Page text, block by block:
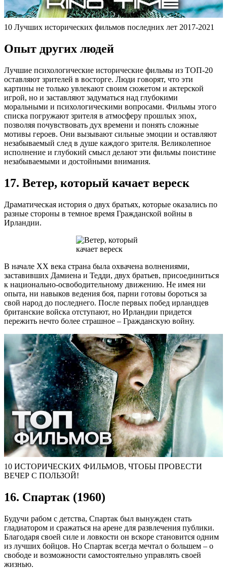
10 Лучших исторических фильмов последних лет 2017-2021
Опыт других людей
Лучшие психологические исторические фильмы из ТОП-20
оставляют зрителей в восторге. Люди говорят, что эти
картины не только увлекают своим сюжетом и актерской
игрой, но и заставляют задуматься над глубокими
моральными и психологическими вопросами. Фильмы этого
списка погружают зрителя в атмосферу прошлых эпох,
позволяя почувствовать дух времени и понять сложные
мотивы героев. Они вызывают сильные эмоции и оставляют
незабываемый след в душе каждого зрителя. Великолепное
исполнение и глубокий смысл делают эти фильмы поистине
незабываемыми и достойными внимания.
17. Ветер, который качает вереск
Драматическая история о двух братьях, которые оказались по
разные стороны в темное время Гражданской войны в
Ирландии.
В начале XX века страна была охвачена волнениями,
заставивших Дамиена и Тедди, двух братьев, присоединиться
к национально-освободительному движению. Не имея ни
опыта, ни навыков ведения боя, парни готовы бороться за
свой народ до последнего. После первых побед ирландцев
британские войска отступают, но Ирландии придется
пережить нечто более страшное – Гражданскую войну.
10 ИСТОРИЧЕСКИХ ФИЛЬМОВ, ЧТОБЫ ПРОВЕСТИ
ВЕЧЕР С ПОЛЬЗОЙ!
16. Спартак (1960)
Будучи рабом с детства, Спартак был вынужден стать
гладиатором и сражаться на арене для развлечения публики.
Благодаря своей силе и ловкости он вскоре становится одним
из лучших бойцов. Но Спартак всегда мечтал о большем – о
свободе и возможности самостоятельно управлять своей
жизнью.